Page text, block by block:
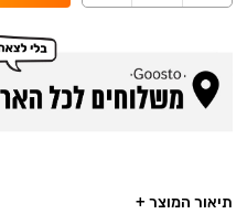
תיאור המוצר +